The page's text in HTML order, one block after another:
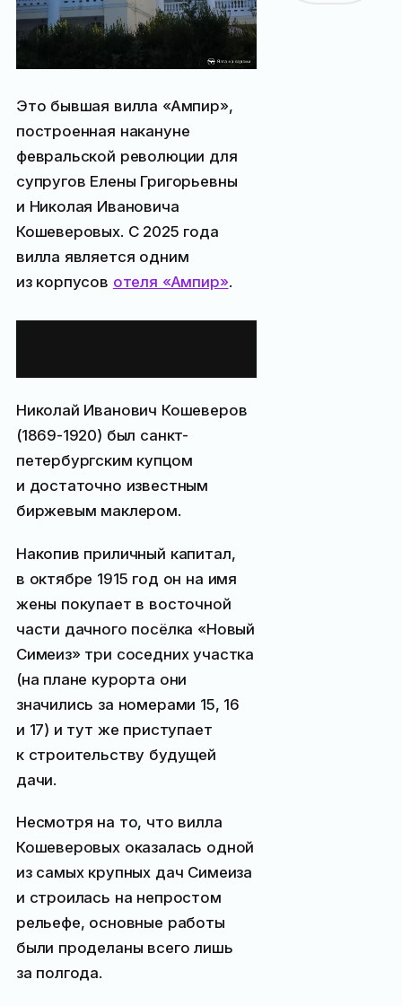
Это бывшая вилла «Ампир»,
построенная накануне
февральской революции для
супругов Елены Григорьевны
и Николая Ивановича
Кошеверовых. С 2025 года
вилла является одним
из корпусов отеля «Ампир».
Николай Иванович Кошеверов
(1869-1920) был санкт-
петербургским купцом
и достаточно известным
биржевым маклером.
Накопив приличный капитал,
в октябре 1915 год он на имя
жены покупает в восточной
части дачного посёлка «Новый
Симеиз» три соседних участка
(на плане курорта они
значились за номерами 15, 16
и 17) и тут же приступает
к строительству будущей
дачи.
Несмотря на то, что вилла
Кошеверовых оказалась одной
из самых крупных дач Симеиза
и строилась на непростом
рельефе, основные работы
были проделаны всего лишь
за полгода.